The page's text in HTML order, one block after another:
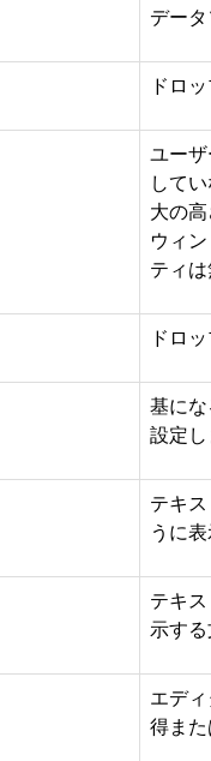
データ
ドロ
ユー
して
大の
ウィ
ティは
ドロ
基に
設定し
テキ
うに
テキ
示する
エデ
得また